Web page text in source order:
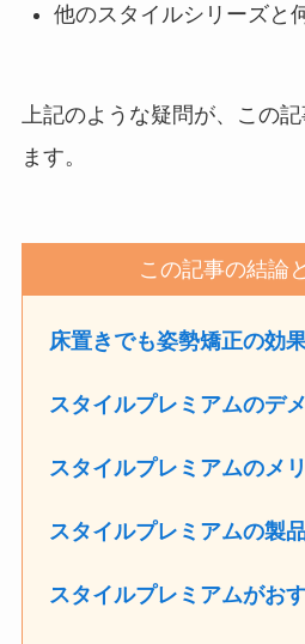
他のスタイルシリーズと
上記のような疑問が、この
ます。
この記事の結論
床置きでも姿勢矯正の効
スタイルプレミアムのデ
スタイルプレミアムのメ
スタイルプレミアムの製
スタイルプレミアムがお